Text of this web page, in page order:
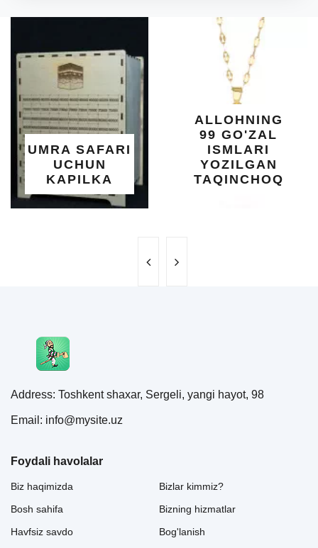
UMRA SAFARI
UCHUN
KAPILKA
ALLOHNING
99 GO'ZAL
ISMLARI
YOZILGAN
TAQINCHOQ
Address: Toshkent shaxar, Sergeli, yangi hayot, 98
Email: info@mysite.uz
Foydali havolalar
Biz haqimizda
Bosh sahifa
Havfsiz savdo
Bizlar kimmiz?
Bizning hizmatlar
Bog'lanish